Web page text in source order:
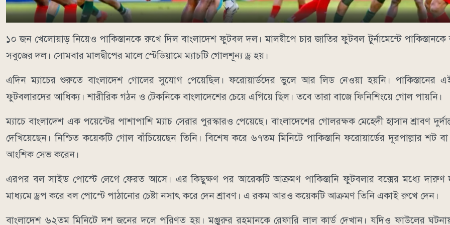
১০ জন খেলোয়াড় নিয়েও পাকিস্তানকে রুখে দিল বাংলাদেশ ফুটবল দল। মালদ্বীপে চার জাতির ফুটবল টুর্নামেন্টে
সবুজের দল। সোমবার মালদ্বীপের মালে স্টেডিয়ামে ম্যাচটি গোলশূন্য ড্র হয়।
এদিন ম্যাচের শুরুতে বাংলাদেশ গোলের সুযোগ পেয়েছিল। ফরোয়ার্ডদের ভুলে আর লিড নেওয়া হয়নি। পাকিস্তানের
ফুটবলারদের আধিক্য। শারীরিক গঠন ও টেকনিকে বাংলাদেশের চেয়ে এগিয়ে ছিল। তবে তারা বাজে ফিনিশিংয়ে গোল পায়নি।
ম্যাচে বাংলাদেশ এক পয়েন্টের পাশাপাশি ম্যাচ সেরার পুরস্কারও পেয়েছে। বাংলাদেশের গোলরক্ষক মেহেদী হাসান শ্রাবণ
দেখিয়েছেন। নিশ্চিত কয়েকটি গোল বাঁচিয়েছেন তিনি। বিশেষ করে ৬৭তম মিনিটে পাকিস্তানি ফরোয়ার্ডের দূরপাল্লার শট
আংশিক সেভ করেন।
এরপর বল সাইড পোস্টে লেগে ফেরত আসে। এর কিছুক্ষণ পর আরেকটি আক্রমণ পাকিস্তানি ফুটবলার বক্সের মধ্যে দারুণ
মাধ্যমে ড্রপ করে বল পোস্টে পাঠানোর চেষ্টা নসাৎ করে দেন শ্রাবণ। এ রকম আরও কয়েকটি আক্রমণ তিনি একাই রুখে দেন।
বাংলাদেশ ৬২তম মিনিটে দশ জনের দলে পরিণত হয়। মঞ্জুরুর রহমানকে রেফারি লাল কার্ড দেখান। যদিও ফাউলের